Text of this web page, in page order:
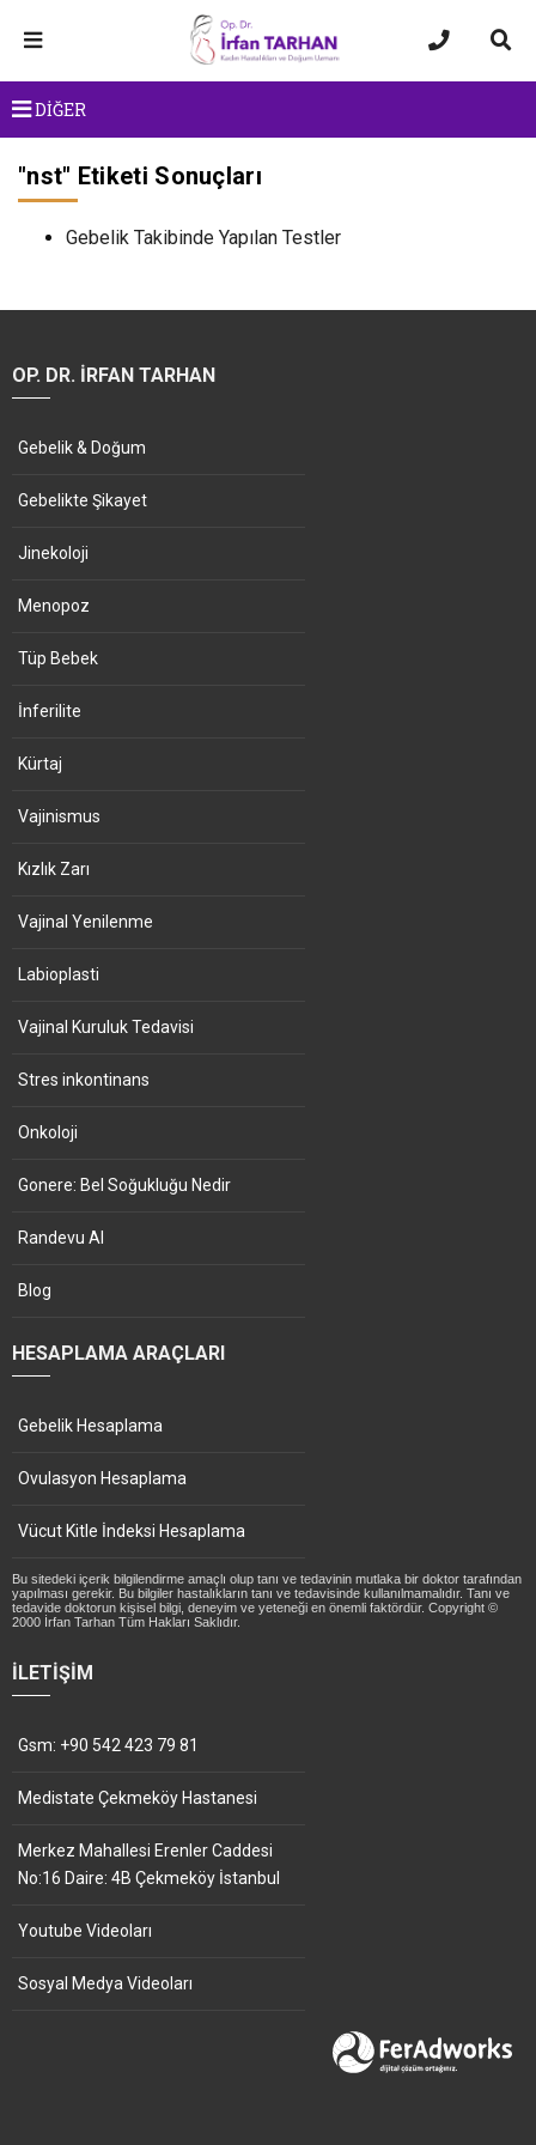
DİĞER
"nst" Etiketi Sonuçları
Gebelik Takibinde Yapılan Testler
OP. DR. İRFAN TARHAN
Gebelik & Doğum
Gebelikte Şikayet
Jinekoloji
Menopoz
Tüp Bebek
İnferilite
Kürtaj
Vajinismus
Kızlık Zarı
Vajinal Yenilenme
Labioplasti
Vajinal Kuruluk Tedavisi
Stres inkontinans
Onkoloji
Gonere: Bel Soğukluğu Nedir
Randevu Al
Blog
HESAPLAMA ARAÇLARI
Gebelik Hesaplama
Ovulasyon Hesaplama
Vücut Kitle İndeksi Hesaplama
Bu sitedeki içerik bilgilendirme amaçlı olup tanı ve tedavinin mutlaka bir doktor tarafından
yapılması gerekir. Bu bilgiler hastalıkların tanı ve tedavisinde kullanılmamalıdır. Tanı ve
tedavide doktorun kişisel bilgi, deneyim ve yeteneği en önemli faktördür. Copyright ©
2000 İrfan Tarhan Tüm Hakları Saklıdır.
İLETIŞIM
Gsm: +90 542 423 79 81
Medistate Çekmeköy Hastanesi
Merkez Mahallesi Erenler Caddesi
No:16 Daire: 4B Çekmeköy İstanbul
Youtube Videoları
Sosyal Medya Videoları